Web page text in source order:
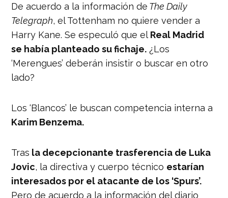
De acuerdo a la información de The Daily
Telegraph, el Tottenham no quiere vender a
Harry Kane. Se especuló que el Real Madrid
se había planteado su fichaje. ¿Los
‘Merengues’ deberán insistir o buscar en otro
lado?
Los ‘Blancos’ le buscan competencia interna a
Karim Benzema.
Tras la decepcionante trasferencia de Luka
Jovic, la directiva y cuerpo técnico estarían
interesados por el atacante de los ‘Spurs’.
Pero de acuerdo a la información del diario